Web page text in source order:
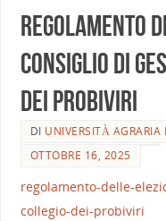
Regolamento
Consiglio di
dei Probiviri
DI UNIVERSITÀ
OTTOBRE 16, 2025
regolamento-delle-
collegio-dei-probiviri